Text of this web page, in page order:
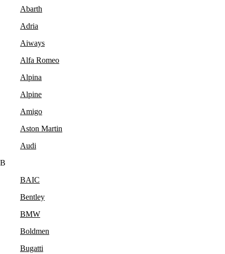
Abarth
Adria
Aiways
Alfa Romeo
Alpina
Alpine
Amigo
Aston Martin
Audi
B
BAIC
Bentley
BMW
Boldmen
Bugatti